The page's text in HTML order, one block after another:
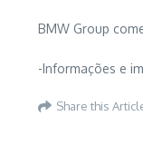
BMW Group
-Informações e
Share this